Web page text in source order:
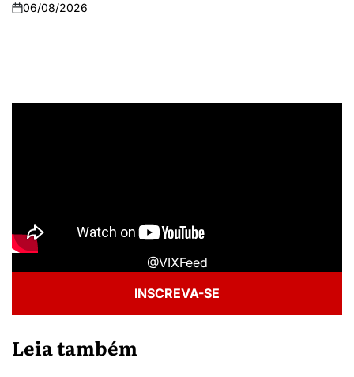
06/08/2026
@VIXFeed
INSCREVA-SE
Leia também